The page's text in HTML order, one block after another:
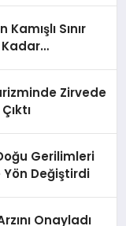
Sınır
Kadar
Zirvede
Gerilimleri
Değiştirdi
Onayladı